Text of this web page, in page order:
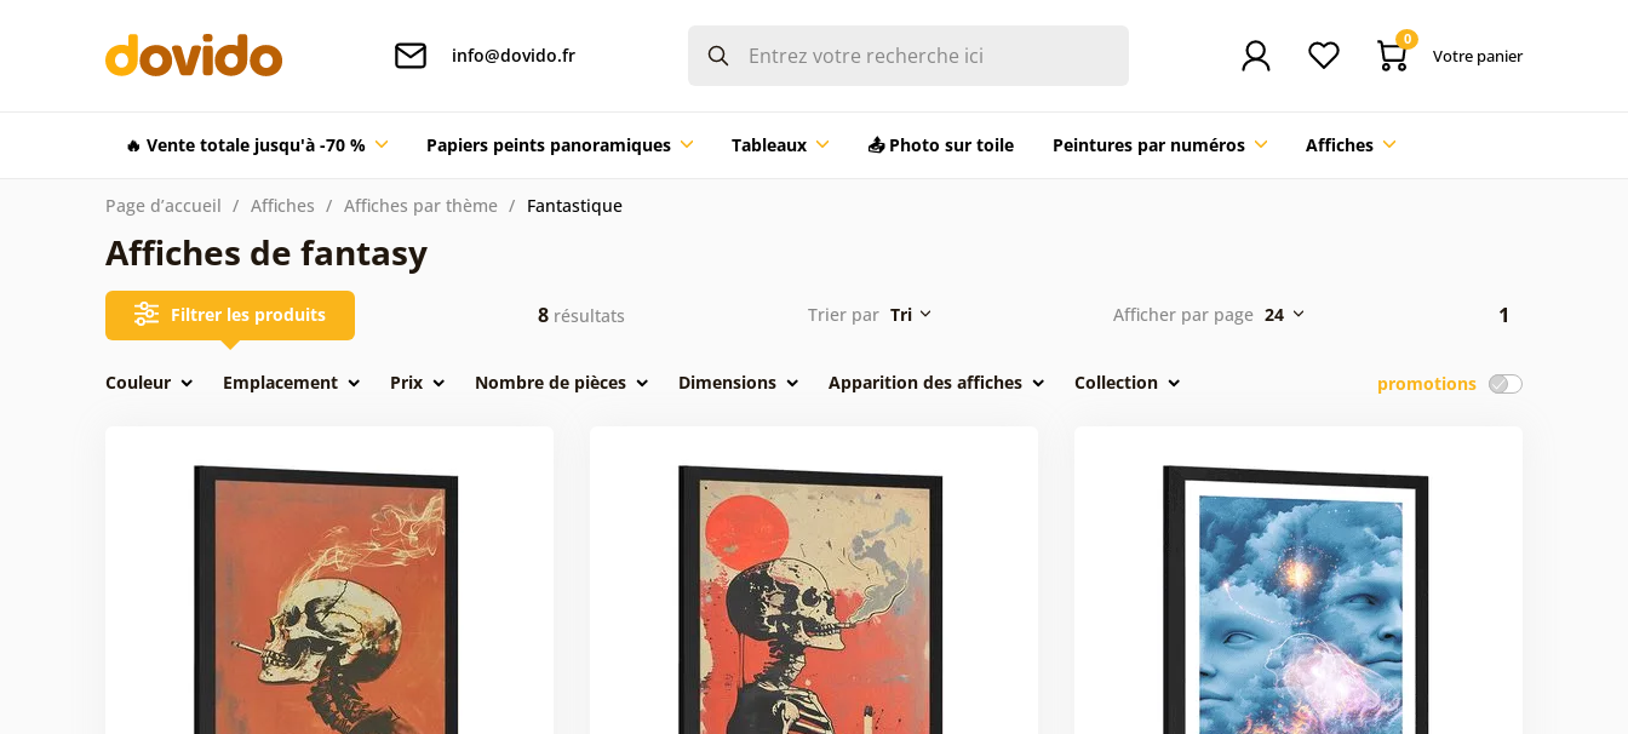
info@dovido.fr
0
Votre panier
🔥 Vente totale jusqu'à -70 % Papiers peints panoramiques Tableaux 📤 Photo sur toile Peintures par numéros Affiches
Page d’accueil Affiches Affiches par thème Fantastique
Affiches de fantasy
Filtrer les produits 8résultats Trier par Tri Afficher par page 24 1
promotions
Couleur Emplacement Prix Nombre de pièces Dimensions Apparition des affiches Collection